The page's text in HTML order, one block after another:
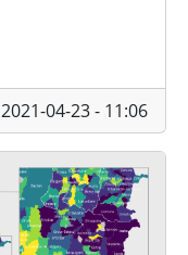
2021-04-23 - 11:06